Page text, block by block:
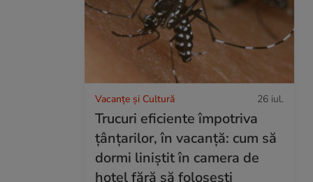
Vacanțe și Cultură 26 iul.
Trucuri eficiente împotriva
țânțarilor, în vacanță: cum să
dormi liniștit în camera de
hotel fără să folosești